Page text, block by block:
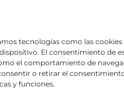
tecnologías como las cookies
El consentimiento de
el comportamiento de
o retirar el
y funciones.
Cuidados del
Mi cuenta
Los clientes